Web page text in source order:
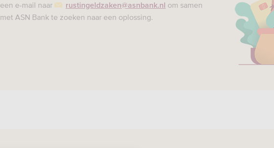
een e-mail naar
rustingeldzaken@asnbank.nl
om samen
met ASN Bank te zoeken naar een oplossing.